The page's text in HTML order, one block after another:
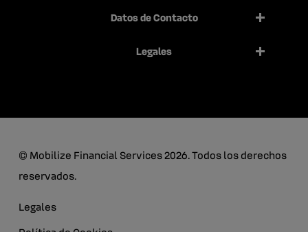
Datos de Contacto
Legales
© Mobilize Financial Services 2026. Todos los derechos
reservados.
Legales